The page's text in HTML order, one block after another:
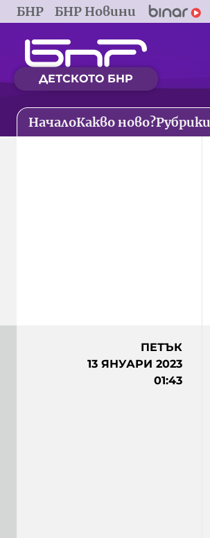
БНР БНР Новини
ДЕТСКОТО БНР
НачалоКакво ново?
ПЕТЪК
13 ЯНУАРИ 2023
01:43